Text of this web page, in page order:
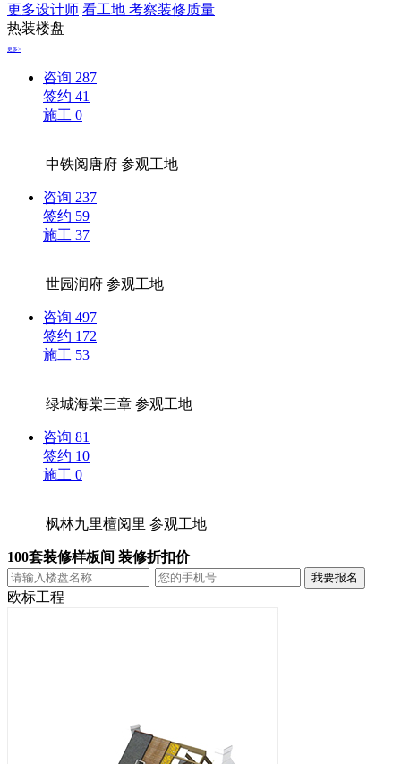
更多设计师 看工地 考察装修质量
热装楼盘
更多>
咨询 287
签约 41
施工 0
中铁阅唐府参观工地
咨询 237
签约 59
施工 37
世园润府参观工地
咨询 497
签约 172
施工 53
绿城海棠三章参观工地
咨询 81
签约 10
施工 0
枫林九里檀阅里参观工地
100套装修样板间 装修折扣价
欧标工程